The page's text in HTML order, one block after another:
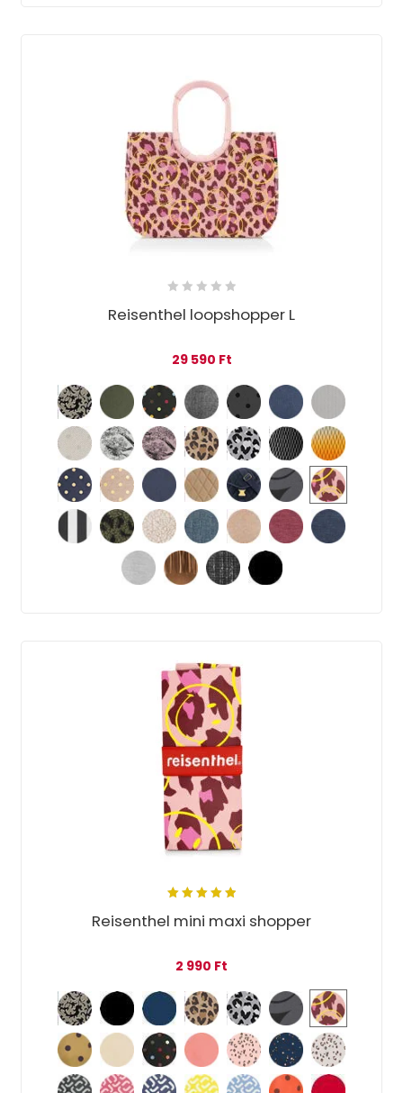
Reisenthel loopshopper L
29 590 Ft
5.00 out
of 5
Reisenthel mini maxi shopper
2 990 Ft